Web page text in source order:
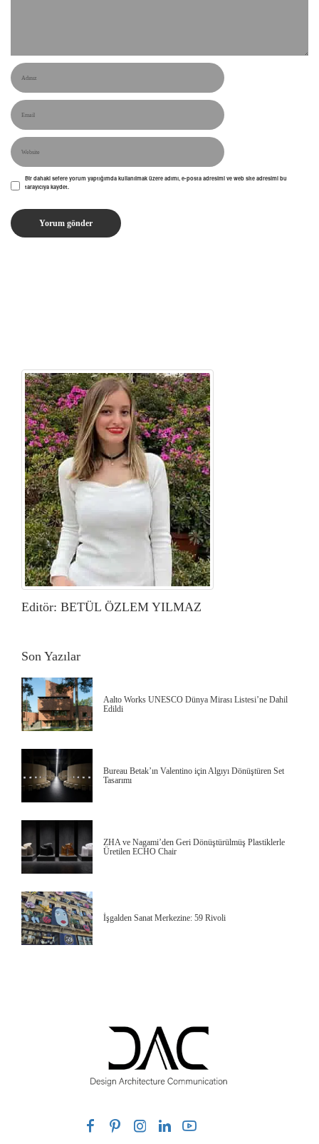
Bir dahaki sefere yorum yaptığımda kullanılmak üzere adımı, e-posta adresimi ve web site adresimi bu
tarayıcıya kaydet.
Editör: BETÜL ÖZLEM YILMAZ
Son Yazılar
Aalto Works UNESCO Dünya Mirası Listesi’ne Dahil
Edildi
Bureau Betak’ın Valentino için Algıyı Dönüştüren Set
Tasarımı
ZHA ve Nagami’den Geri Dönüştürülmüş Plastiklerle
Üretilen ECHO Chair
İşgalden Sanat Merkezine: 59 Rivoli